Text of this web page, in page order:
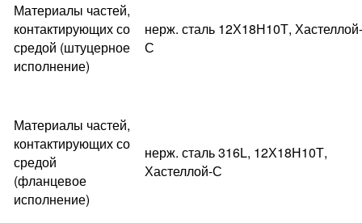
Материалы частей,
контактирующих со
средой (штуцерное
исполнение)
нерж. сталь 12Х18Н10Т, Хастеллой-
С
Материалы частей,
контактирующих со
средой
(фланцевое
исполнение)
нерж. сталь 316L, 12Х18Н10Т,
Хастеллой-С